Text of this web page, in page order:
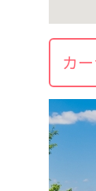
カ